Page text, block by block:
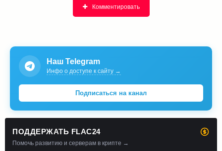
Комментировать
Наш Telegram
Инфо о доступе к сайту →
Подписаться на канал
ПОДДЕРЖАТЬ FLAC24
Помочь развитию и серверам в крипте →